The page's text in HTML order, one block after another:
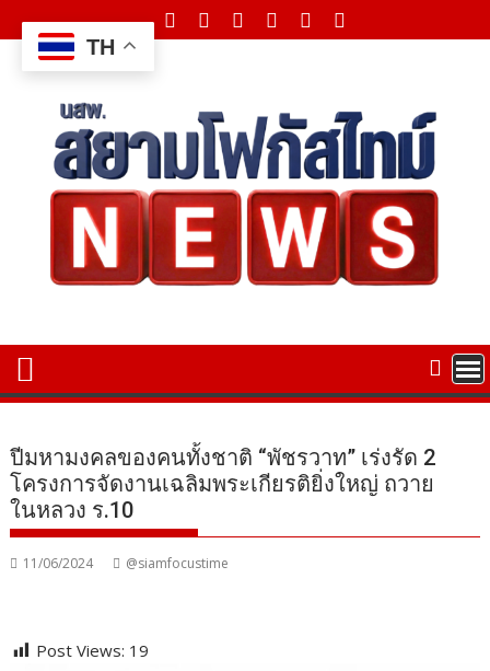
to
content
ปีมหามงคลของคนทั้งชาติ “พัชรวาท” เร่งรัด 2
โครงการจัดงานเฉลิมพระเกียรติยิ่งใหญ่ ถวาย
ในหลวง ร.10
11/06/2024 @siamfocustime
Post Views: 19
TH